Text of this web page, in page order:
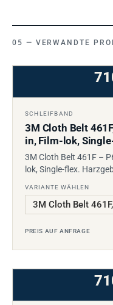
VERWANDTE
SCHLEIFBAND
3M Cloth Belt
in, Film-lok,
3M Cloth Belt 461F –
lok, Single-flex.
VARIANTE WÄHLEN
PREIS AUF ANFRAGE